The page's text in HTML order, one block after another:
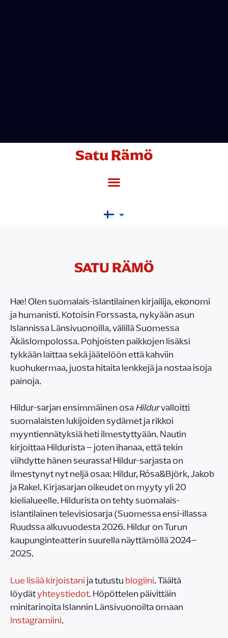
Satu Rämö
SATU RÄMÖ
Hæ! Olen suomalais-islantilainen kirjailija, ekonomi
ja humanisti. Kotoisin Forssasta, nykyään asun
Islannissa Länsivuonoilla, välillä Suomessa
Äkäslompolossa. Pohjoisten paikkojen lisäksi
tykkään laittaa sekä jäätelöön että kahviin
kuohukermaa, juosta hitaita lenkkejä ja nostaa isoja
painoja.
Hildur-sarjan ensimmäinen osaHildurvalloitti
suomalaisten lukijoiden sydämet ja rikkoi
myyntiennätyksiä heti ilmestyttyään. Nautin
kirjoittaa Hildurista – joten ihanaa, että tekin
viihdytte hänen seurassa! Hildur-sarjasta on
ilmestynyt nyt neljä osaa: Hildur, Rósa&Björk, Jakob
ja Rakel. Kirjasarjan oikeudet on myyty yli 20
kielialueelle. Hildurista on tehty suomalais-
islantilainen televisiosarja (Suomessa ensi-illassa
Ruudssa alkuvuodesta 2026. Hildur on Turun
kaupunginteatterin suurella näyttämöllä 2024–
2025.
Lue lisää kirjoistanija tutustublogiini. Täältä
löydätyhteystiedot. Höpöttelen päivittäin
minitarinoita Islannin Länsivuonoilta omaan
Instagramiini.